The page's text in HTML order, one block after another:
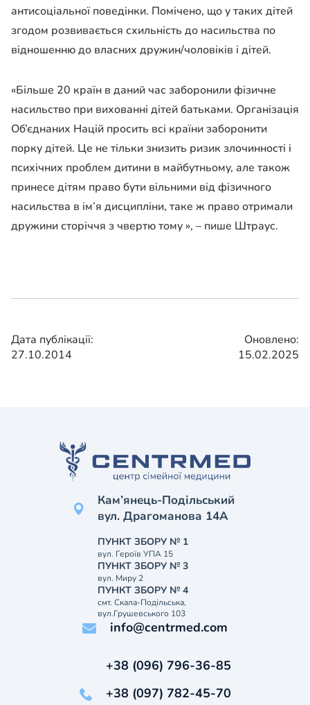
антисоціальної поведінки. Помічено, що у таких дітей
згодом розвивається схильність до насильства по
відношенню до власних дружин/чоловіків і дітей.
«Більше 20 країн в даний час заборонили фізичне
насильство при вихованні дітей батьками. Організація
Об’єднаних Націй просить всі країни заборонити
порку дітей. Це не тільки знизить ризик злочинності і
психічних проблем дитини в майбутньому, але також
принесе дітям право бути вільними від фізичного
насильства в ім’я дисципліни, таке ж право отримали
дружини сторіччя з чвертю тому », – пише Штраус.
Дата публікації:
27.10.2014
Оновлено:
15.02.2025
Кам’янець-Подільський
вул. Драгоманова 14А
ПУНКТ ЗБОРУ № 1
вул. Героїв УПА 15
ПУНКТ ЗБОРУ № 3
вул. Миру 2
ПУНКТ ЗБОРУ № 4
смт. Скала-Подільська,
вул.Грушевського 103
info@centrmed.com
+38 (096) 796-36-85
+38 (097) 782-45-70